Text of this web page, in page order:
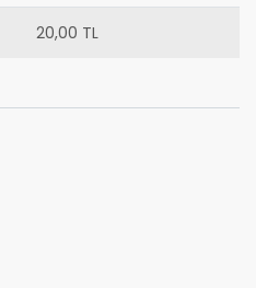
20,00 TL